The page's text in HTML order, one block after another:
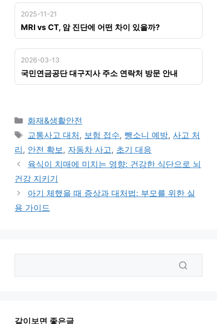
2025-11-21
MRI vs CT, 암 진단에 어떤 차이 있을까?
2026-03-13
국민연금공단 대구지사 주소 연락처 방문 안내
카
테
리
화재&생활안전
태
그
교통사고 대처 , 보험 접수, 뺑소니 예방,사고 처
리 , 안전 확보, 자동차 사고, 초기 대응
육식이 치매에 미치는 영향: 건강한 식단으로 뇌
건강 지키기
아기 체했을 때 증상과 대처법: 부모를 위한 실
용 가이드
같이보면 좋은글